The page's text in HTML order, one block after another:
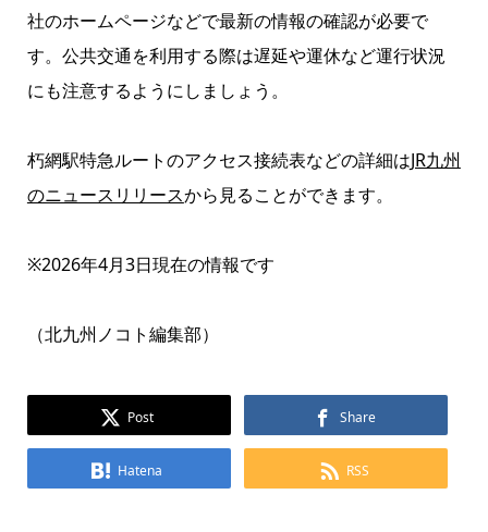
社のホームページなどで最新の情報の確認が必要で
す。公共交通を利用する際は遅延や運休など運行状況
にも注意するようにしましょう。
朽網駅特急ルートのアクセス接続表などの詳細はJR九州
のニュースリリースから見ることができます。
※2026年4月3日現在の情報です
（北九州ノコト編集部）
Post Share
Hatena RSS